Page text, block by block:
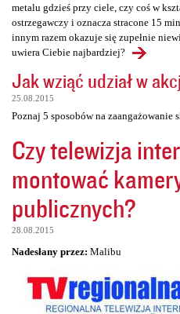
metalu gdzieś przy ciele, czy coś w
ostrzegawczy i oznacza stracone 15
innym razem okazuje się zupełnie
uwiera Ciebie najbardziej?
Jak wziąć udział w
25.08.2015
Poznaj 5 sposobów na zaangażowanie
Czy telewizja
montować
publicznych?
28.08.2015
Nadesłany przez: Malibu